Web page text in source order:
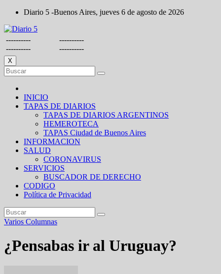
Saltar
contenido
Diario 5 -Buenos Aires, jueves 6 de agosto de 2026
----------
----------
----------
----------
X
INICIO
TAPAS DE DIARIOS
TAPAS DE DIARIOS ARGENTINOS
HEMEROTECA
TAPAS Ciudad de Buenos Aires
INFORMACION
SALUD
CORONAVIRUS
SERVICIOS
BUSCADOR DE DERECHO
CODIGO
Política de Privacidad
Varios Columnas
¿Pensabas ir al Uruguay?